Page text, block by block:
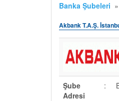
Banka Şubeleri »
Akbank T.A.Ş.
Şube
Adresi
: